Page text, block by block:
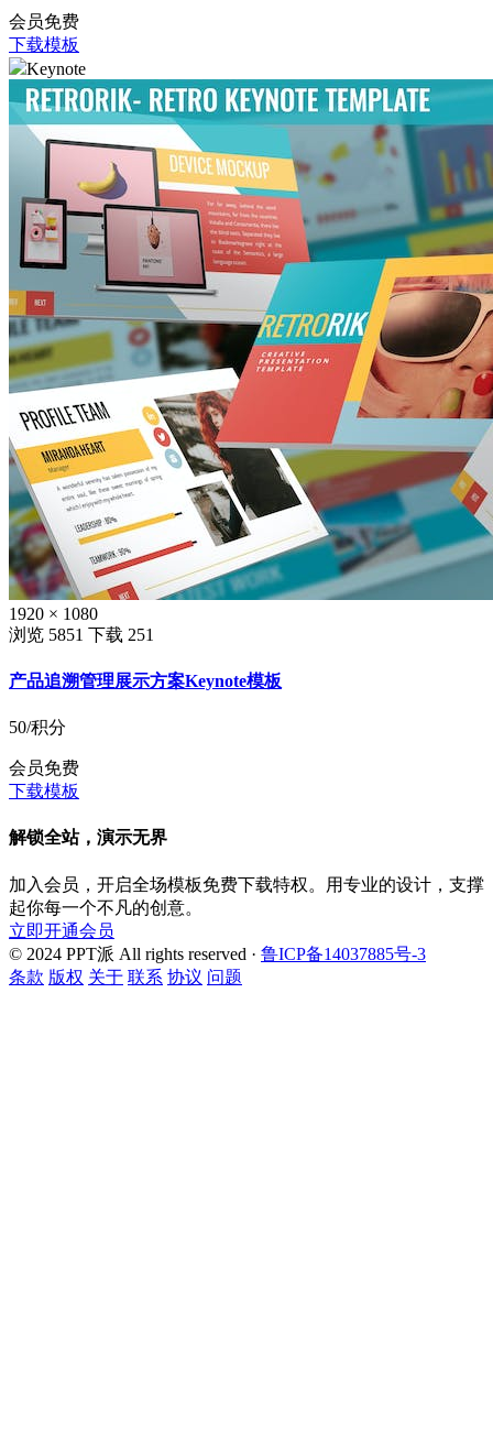
会员免费
下载模板
Keynote
1920 × 1080
浏览 5851 下载 251
产品追溯管理展示方案Keynote模板
50/积分
会员免费
下载模板
解锁全站，演示无界
加入会员，开启全场模板免费下载特权。用专业的设计，支撑
起你每一个不凡的创意。
立即开通会员
© 2024 PPT派 All rights reserved · 鲁ICP备14037885号-3
条款 版权 关于 联系 协议 问题